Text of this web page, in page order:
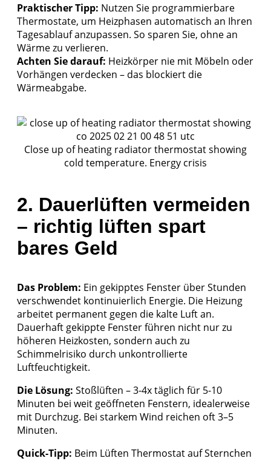
Praktischer Tipp: Nutzen Sie programmierbare
Thermostate, um Heizphasen automatisch an Ihren
Tagesablauf anzupassen. So sparen Sie, ohne an
Wärme zu verlieren.
Achten Sie darauf: Heizkörper nie mit Möbeln oder
Vorhängen verdecken – das blockiert die
Wärmeabgabe.
Close up of heating radiator thermostat showing
cold temperature. Energy crisis
2. Dauerlüften vermeiden
– richtig lüften spart
bares Geld
Das Problem: Ein gekipptes Fenster über Stunden
verschwendet kontinuierlich Energie. Die Heizung
arbeitet permanent gegen die kalte Luft an.
Dauerhaft gekippte Fenster führen nicht nur zu
höheren Heizkosten, sondern auch zu
Schimmelrisiko durch unkontrollierte
Luftfeuchtigkeit.
Die Lösung: Stoßlüften – 3-4x täglich für 5-10
Minuten bei weit geöffneten Fenstern, idealerweise
mit Durchzug. Bei starkem Wind reichen oft 3–5
Minuten.
Quick-Tipp: Beim Lüften Thermostat auf Sternchen